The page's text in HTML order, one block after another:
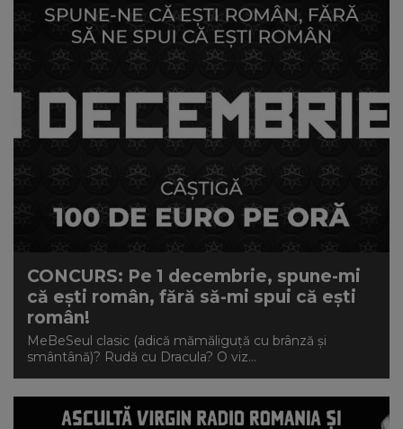
CONCURS: Pe 1 decembrie, spune-mi
că ești român, fără să-mi spui că ești
român!
MeBeSeul clasic (adică mămăliguță cu brânză și
smântână)? Rudă cu Dracula? O viz...